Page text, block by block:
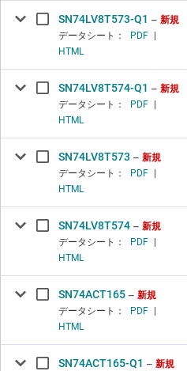
SN74LV8T573-Q1
新規
データシート：
PDF
HTML
SN74LV8T574-Q1
新規
データシート：
PDF
HTML
SN74LV8T573
新規
データシート：
PDF
HTML
SN74LV8T574
新規
データシート：
PDF
HTML
SN74ACT165
新規
データシート：
PDF
HTML
SN74ACT165-Q1
新規